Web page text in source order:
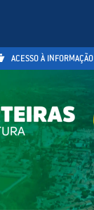
ACESSO À INFORMAÇÃO